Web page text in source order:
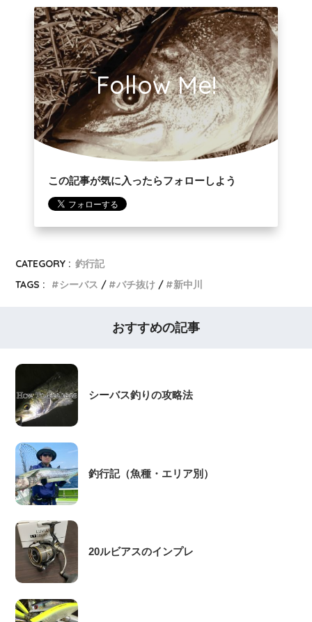
Follow Me!
この記事が気に入ったらフォローしよう
CATEGORY : 釣行記
TAGS :
シーバス バチ抜け 新中川
おすすめの記事
シーバス釣りの攻略法
釣行記（魚種・エリア別）
20ルビアスのインプレ